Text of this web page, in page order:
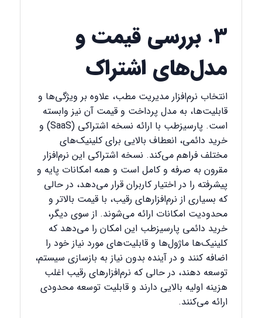
۳. بررسی قیمت و
مدل‌های اشتراک
انتخاب نرم‌افزار مدیریت مطب، علاوه بر ویژگی‌ها و
قابلیت‌ها، به مدل پرداخت و قیمت آن نیز وابسته
است. پارسیزطب با ارائه نسخه اشتراکی (SaaS) و
خرید دائمی، انعطاف بالایی برای کلینیک‌های
مختلف فراهم می‌کند. نسخه اشتراکی این نرم‌افزار
مقرون به صرفه و کامل است و همه امکانات پایه و
پیشرفته را در اختیار کاربران قرار می‌دهد، در حالی
که بسیاری از نرم‌افزارهای رقیب، با قیمت بالاتر و
محدودیت امکانات ارائه می‌شوند. از سوی دیگر،
خرید دائمی پارسیزطب این امکان را می‌دهد که
کلینیک‌ها ماژول‌ها و قابلیت‌های مورد نیاز خود را
اضافه کنند و در آینده بدون نیاز به بازسازی سیستم،
توسعه دهند، در حالی که نرم‌افزارهای رقیب اغلب
هزینه اولیه بالایی دارند و قابلیت توسعه محدودی
ارائه می‌کنند.